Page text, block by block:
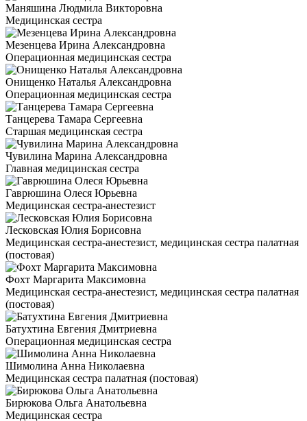
Маняшина Людмила Викторовна
Медицинская сестра
Мезенцева Ирина Александровна
Операционная медицинская сестра
Онищенко Наталья Александровна
Операционная медицинская сестра
Танцерева Тамара Сергеевна
Старшая медицинская сестра
Чувилина Марина Александровна
Главная медицинская сестра
Гаврюшина Олеся Юрьевна
Медицинская сестра-анестезист
Лесковская Юлия Борисовна
Медицинская сестра-анестезист, медицинская сестра палатная
(постовая)
Фохт Маргарита Максимовна
Медицинская сестра-анестезист, медицинская сестра палатная
(постовая)
Батухтина Евгения Дмитриевна
Операционная медицинская сестра
Шимолина Анна Николаевна
Медицинская сестра палатная (постовая)
Бирюкова Ольга Анатольевна
Медицинская сестра